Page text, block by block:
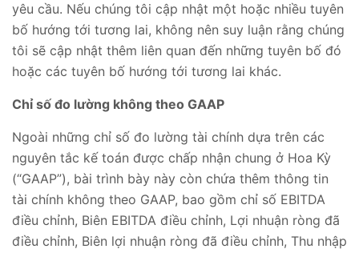
yêu cầu. Nếu chúng tôi cập nhật một hoặc nhiều tuyên
bố hướng tới tương lai, không nên suy luận rằng chúng
tôi sẽ cập nhật thêm liên quan đến những tuyên bố đó
hoặc các tuyên bố hướng tới tương lai khác.
Chỉ số đo lường không theo GAAP
Ngoài những chỉ số đo lường tài chính dựa trên các
nguyên tắc kế toán được chấp nhận chung ở Hoa Kỳ
(“GAAP”), bài trình bày này còn chứa thêm thông tin
tài chính không theo GAAP, bao gồm chỉ số EBITDA
điều chỉnh, Biên EBITDA điều chỉnh, Lợi nhuận ròng đã
điều chỉnh, Biên lợi nhuận ròng đã điều chỉnh, Thu nhập